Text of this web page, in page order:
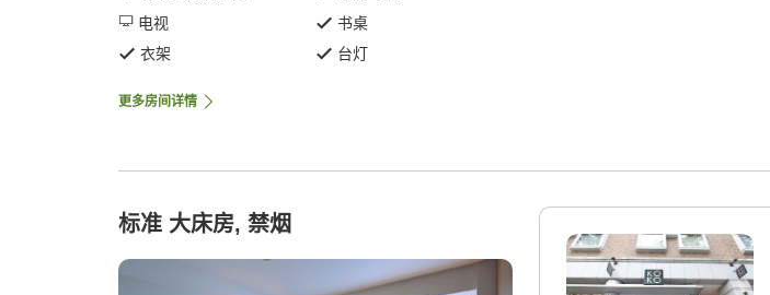
电视
书桌
衣架
台灯
更多房间详情
标准 大床房, 禁烟